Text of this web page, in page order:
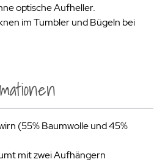
optische Aufheller.
im Tumbler und Bügeln bei
(55% Baumwolle und 45%
mit zwei Aufhängern